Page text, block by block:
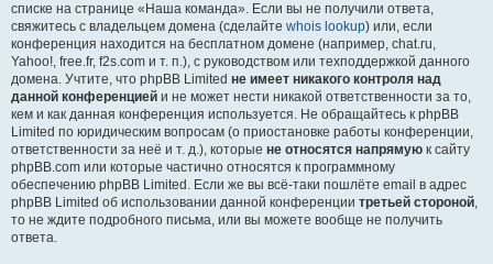
списке на странице «Наша команда». Если вы не получили ответа,
свяжитесь с владельцем домена (сделайте whois lookup) или, если
конференция находится на бесплатном домене (например, chat.ru,
Yahoo!, free.fr, f2s.com и т. п.), с руководством или техподдержкой данного
домена. Учтите, что phpBB Limited не имеет никакого контроля над
данной конференцией и не может нести никакой ответственности за то,
кем и как данная конференция используется. Не обращайтесь к phpBB
Limited по юридическим вопросам (о приостановке работы конференции,
ответственности за неё и т. д.), которые не относятся напрямую к сайту
phpBB.com или которые частично относятся к программному
обеспечению phpBB Limited. Если же вы всё-таки пошлёте email в адрес
phpBB Limited об использовании данной конференции третьей стороной,
то не ждите подробного письма, или вы можете вообще не получить
ответа.